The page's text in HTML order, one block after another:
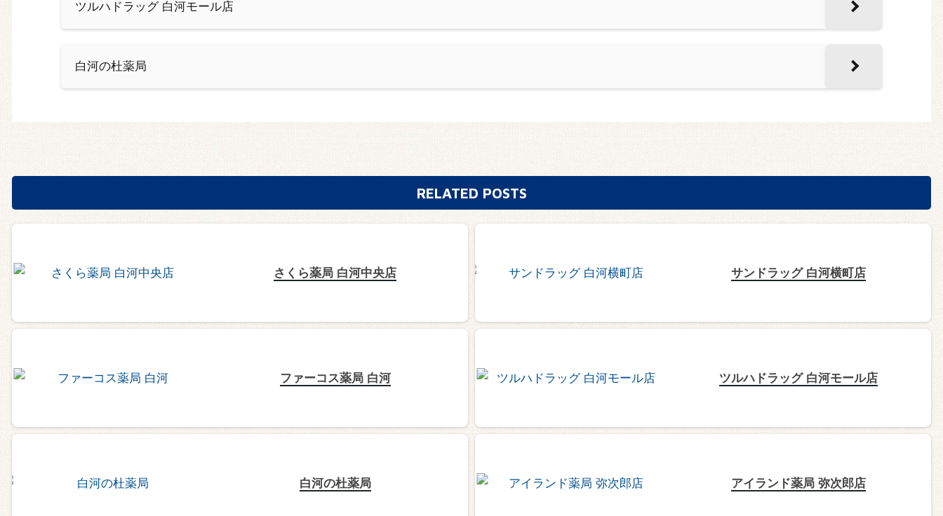
ツルハドラッグ 白河モール店
白河の杜薬局
RELATED POSTS
さくら薬局 白河中央店 サンドラッグ 白河横町店
ファーコス薬局 白河 ツルハドラッグ 白河モール店
白河の杜薬局 アイランド薬局 弥次郎店